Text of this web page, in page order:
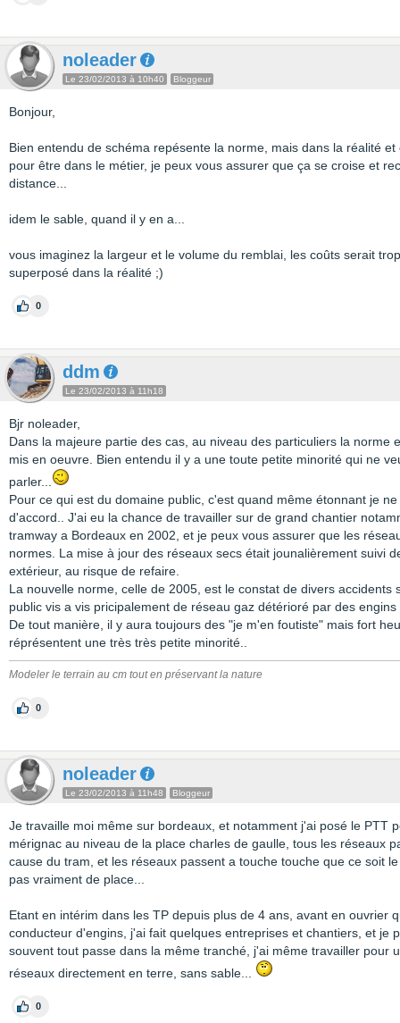
noleader
Le 23/02/2013 à 10h40 Bloggeur
Bonjour,
Bien entendu de schéma repésente la norme, mais dans la réalité
pour être dans le métier, je peux vous assurer que ça se croise et
distance...
idem le sable, quand il y en a...
vous imaginez la largeur et le volume du remblai, les coûts serait
superposé dans la réalité ;)
0
ddm
Le 23/02/2013 à 11h18
Bjr noleader,
Dans la majeure partie des cas, au niveau des particuliers la norme
mis en oeuvre. Bien entendu il y a une toute petite minorité qui ne
parler...
Pour ce qui est du domaine public, c'est quand même étonnant je
d'accord.. J'ai eu la chance de travailler sur de grand chantier
tramway a Bordeaux en 2002, et je peux vous assurer que les
normes. La mise à jour des réseaux secs était jounalièrement suivi
extérieur, au risque de refaire.
La nouvelle norme, celle de 2005, est le constat de divers accidents
public vis a vis pricipalement de réseau gaz détérioré par des
De tout manière, il y aura toujours des "je m'en foutiste" mais fort
réprésentent une très très petite minorité..
Modeler le terrain au cm tout en préservant la nature
0
noleader
Le 23/02/2013 à 11h48 Bloggeur
Je travaille moi même sur bordeaux, et notamment j'ai posé le PTT
mérignac au niveau de la place charles de gaulle, tous les réseaux
cause du tram, et les réseaux passent a touche touche que ce soit
pas vraiment de place...
Etant en intérim dans les TP depuis plus de 4 ans, avant en ouvrier
conducteur d'engins, j'ai fait quelques entreprises et chantiers, et je
souvent tout passe dans la même tranché, j'ai même travailler pour
réseaux directement en terre, sans sable...
0